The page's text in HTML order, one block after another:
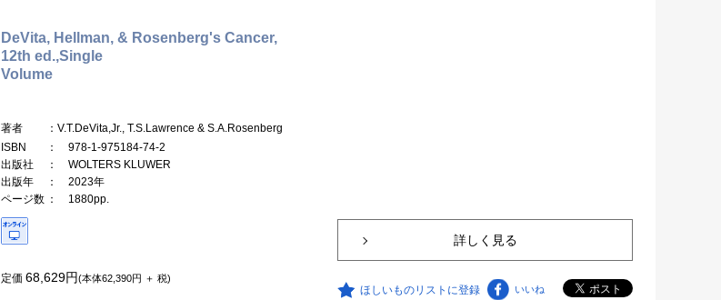
DeVita, Hellman, & Rosenberg's Cancer,
12th ed.,Single
Volume
著者
：V.T.DeVita,Jr., T.S.Lawrence & S.A.Rosenberg
ISBN
： 978-1-975184-74-2
出版社
： WOLTERS KLUWER
出版年
： 2023年
ページ数 ： 1880pp.
定価 68,629円(本体62,390円 ＋ 税)
詳しく見る
ほしいものリストに登録 いいね